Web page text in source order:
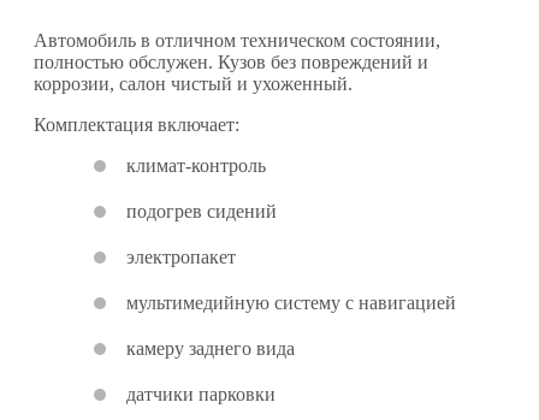
Автомобиль в отличном техническом состоянии,
полностью обслужен. Кузов без повреждений и
коррозии, салон чистый и ухоженный.
Комплектация включает:
климат-контроль
подогрев сидений
электропакет
мультимедийную систему с навигацией
камеру заднего вида
датчики парковки